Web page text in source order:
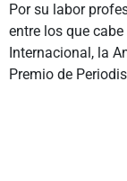
Por su labor
entre los que
Internacional, la
Premio de